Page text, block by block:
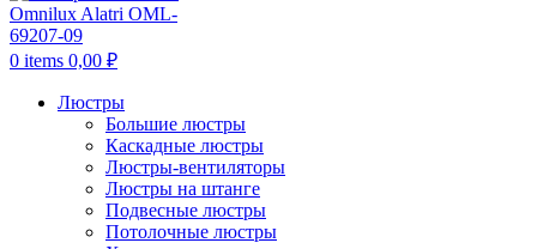
0 items 0,00 ₽
Люстры
Большие люстры
Каскадные люстры
Люстры-вентиляторы
Люстры на штанге
Подвесные люстры
Потолочные люстры